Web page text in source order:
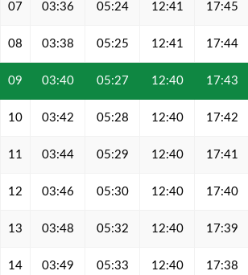
07 03:36 05:24 12:41 17:45
08 03:38 05:25 12:41 17:44
09 03:40 05:27 12:40 17:43
10 03:42 05:28 12:40 17:42
11 03:44 05:29 12:40 17:41
12 03:46 05:30 12:40 17:40
13 03:48 05:32 12:40 17:39
14 03:49 05:33 12:40 17:38